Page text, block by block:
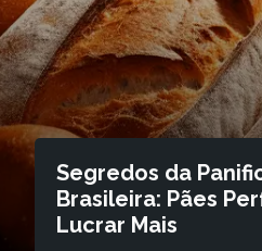
Segredos da
Brasileira: Pães
Lucrar Mais